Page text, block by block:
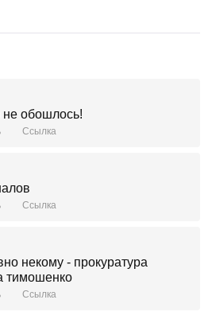
не обошлось!
Ссылка
Ссылка
некому - прокуратура
тимошенко
Ссылка